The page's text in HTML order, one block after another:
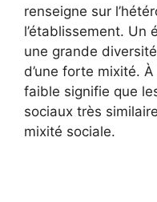
renseigne sur
l’établissement. Un
une grande
d’une forte mixité.
faible signifie que
sociaux très
mixité sociale.